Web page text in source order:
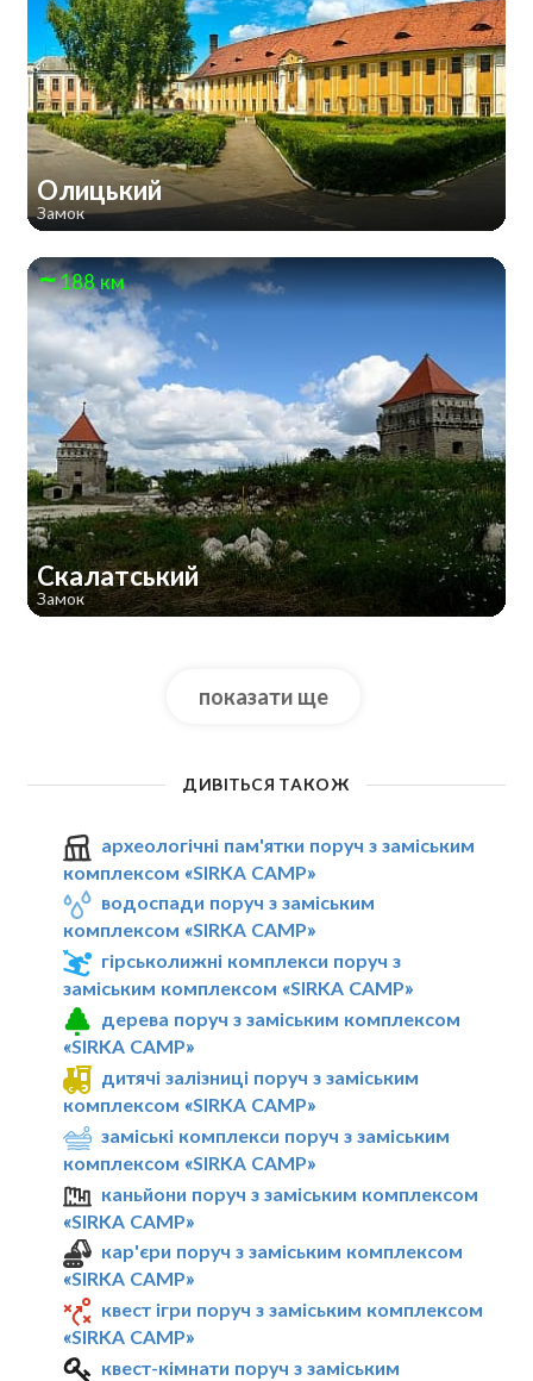
Олицький
Замок
188 км
Скалатський
Замок
показати ще
ДИВІТЬСЯ ТАКОЖ
археологічні пам'ятки поруч з заміським
комплексом «SIRKA CAMP»
водоспади поруч з заміським
комплексом «SIRKA CAMP»
гірськолижні комплекси поруч з
заміським комплексом «SIRKA CAMP»
дерева поруч з заміським комплексом
«SIRKA CAMP»
дитячі залізниці поруч з заміським
комплексом «SIRKA CAMP»
заміські комплекси поруч з заміським
комплексом «SIRKA CAMP»
каньйони поруч з заміським комплексом
«SIRKA CAMP»
кар'єри поруч з заміським комплексом
«SIRKA CAMP»
квест ігри поруч з заміським комплексом
«SIRKA CAMP»
квест-кімнати поруч з заміським